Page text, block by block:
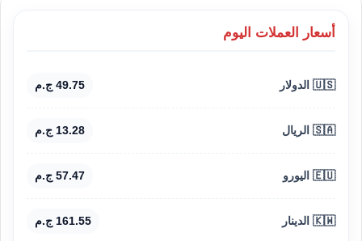
أسعار العملات اليوم
🇺🇸 الدولار 49.75 ج.م
🇸🇦 الريال 13.28 ج.م
🇪🇺 اليورو 57.47 ج.م
🇰🇼 الدينار 161.55 ج.م